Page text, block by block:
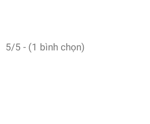
5/5 - (1 bình chọn)